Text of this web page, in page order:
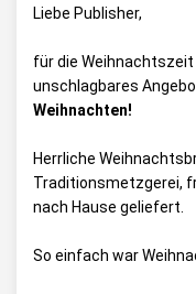
Liebe Publisher,
für die Weihnachtszeit
unschlagbares
Weihnachten!
Herrliche
Traditionsmetzgerei,
nach Hause geliefert.
So einfach war